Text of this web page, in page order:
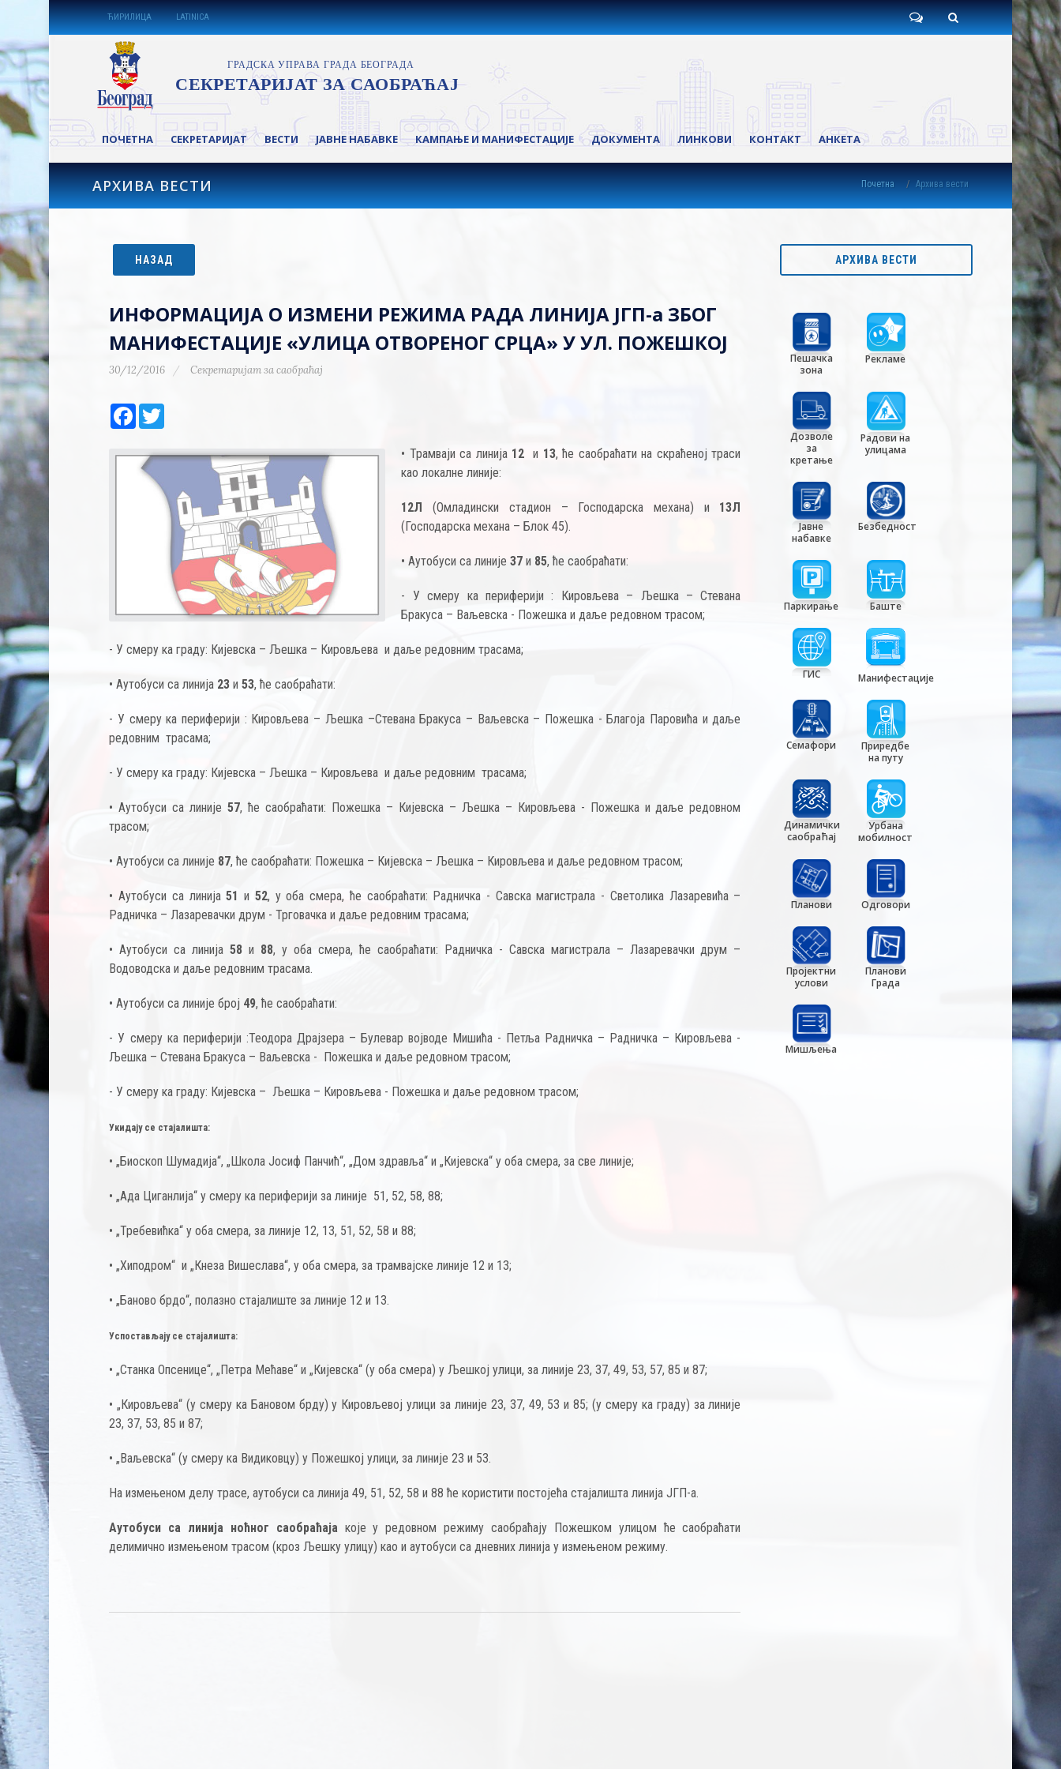
ЋИРИЛИЦА LATINICA
ПОЧЕТНА СЕКРЕТАРИЈАТ ВЕСТИ ЈАВНЕ НАБАВКЕ КАМПАЊЕ И МАНИФЕСТАЦИЈЕ ДОКУМЕНТА ЛИНКОВИ КОНТАКТ АНКЕТА
АРХИВА ВЕСТИ Почетна Архива вести
НАЗАД
ИНФОРМАЦИЈA О ИЗМЕНИ РЕЖИМА РАДА ЛИНИЈА ЈГП-а ЗБОГ
МАНИФЕСТАЦИЈЕ «УЛИЦА ОТВОРЕНОГ СРЦА» У УЛ. ПОЖЕШКОЈ
30/12/2016 Секретаријат за саобраћај
Facebook
• Трамваји са линија 12и 13, ће саобраћати на скраћеној траси
као локалне линије:
12Л(Омладински стадион – Господарска механа) и 13Л
(Господарска механа – Блок 45).
• Аутобуси са линије37и 85, ће саобраћати:
- У смеру ка периферији : Кировљева – Љешка – Стевана
Бракуса – Ваљевска - Пожешка и даље редовном трасом;
- У смеру ка граду: Кијевска – Љешка – Кировљева и даље редовним трасама;
• Аутобуси са линија 23и53, ће саобраћати:
- У смеру ка периферији : Кировљева – Љешка –Стевана Бракуса – Ваљевска – Пожешка - Благоја Паровића и даље
редовним трасама;
- У смеру ка граду: Кијевска – Љешка – Кировљева и даље редовним трасама;
• Аутобуси са линије57, ће саобраћати: Пожешка – Кијевска – Љешка – Кировљева - Пожешка и даље редовном
трасом;
• Аутобуси са линије 87, ће саобраћати: Пожешка – Кијевска – Љешка – Кировљева и даље редовном трасом;
• Аутобуси са линија51и 52, у оба смера, ће саобраћати: Радничка - Савска магистрала - Светолика Лазаревића –
Радничка – Лазаревачки друм - Трговачка и даље редовним трасама;
• Аутобуси са линија58 и 88, у оба смера, ће саобраћати: Радничка - Савска магистрала – Лазаревачки друм –
Водоводска и даље редовним трасама.
• Аутобуси са линије број 49, ће саобраћати:
- У смеру ка периферији :Теодора Драјзера – Булевар војводе Мишића - Петља Радничка – Радничка – Кировљева -
Љешка – Стевана Бракуса – Ваљевска - Пожешка и даље редовном трасом;
- У смеру ка граду: Кијевска – Љешка – Кировљева - Пожешка и даље редовном трасом;
Укидају се стајалишта:
• „Биоскоп Шумадија“, „Школа Јосиф Панчић“, „Дом здравља“ и „Кијевска“ у оба смера, за све линије;
• „Ада Циганлија“ у смеру ка периферији за линије 51, 52, 58, 88;
• „Требевићка“ у оба смера, за линије 12, 13, 51, 52, 58 и 88;
• „Хиподром“ и „Кнеза Вишеслава“, у оба смера, за трамвајске линије 12 и 13;
• „Баново брдо“, полазно стајалиште за линије 12 и 13.
Успостављају се стајалишта:
• „Станка Опсенице“, „Петра Мећаве“ и „Кијевска“ (у оба смера) у Љешкој улици, за линије 23, 37, 49, 53, 57, 85 и 87;
• „Кировљева“ (у смеру ка Бановом брду) у Кировљевој улици за линије 23, 37, 49, 53 и 85; (у смеру ка граду) за линије
23, 37, 53, 85 и 87;
• „Ваљевска“ (у смеру ка Видиковцу) у Пожешкој улици, за линије 23 и 53.
На измењеном делу трасе, аутобуси са линија 49, 51, 52, 58 и 88 ће користити постојећа стајалишта линија ЈГП-а.
Аутобуси са линија ноћног саобраћајакоје у редовном режиму саобраћају Пожешком улицом ће саобраћати
делимично измењеном трасом (кроз Љешку улицу) као и аутобуси са дневних линија у измењеном режиму.
АРХИВА ВЕСТИ
Пешачка
зона
Рекламе
Дозволе
за
кретање
Радови на
улицама
Јавне
набавке
Безбедност
Паркирање Баште
ГИС Манифестације
Семафори
Приредбе
на путу
Динамички
саобраћај
Урбана
мобилност
Планови Одговори
Пројектни
услови
Планови
Града
Мишљења